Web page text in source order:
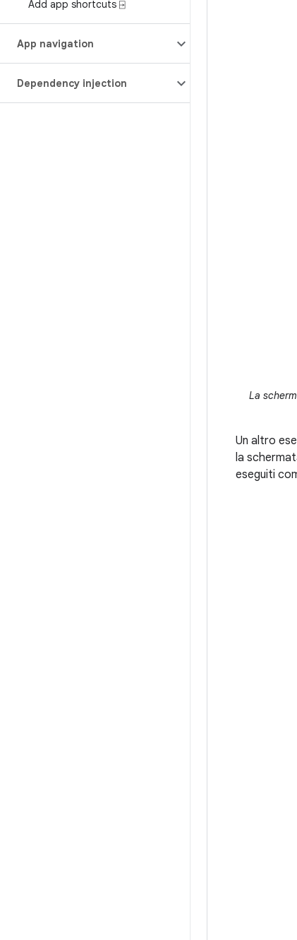
Add app shortcuts ⍈
App navigation
Dependency injection
La
Un altro
la
eseguiti